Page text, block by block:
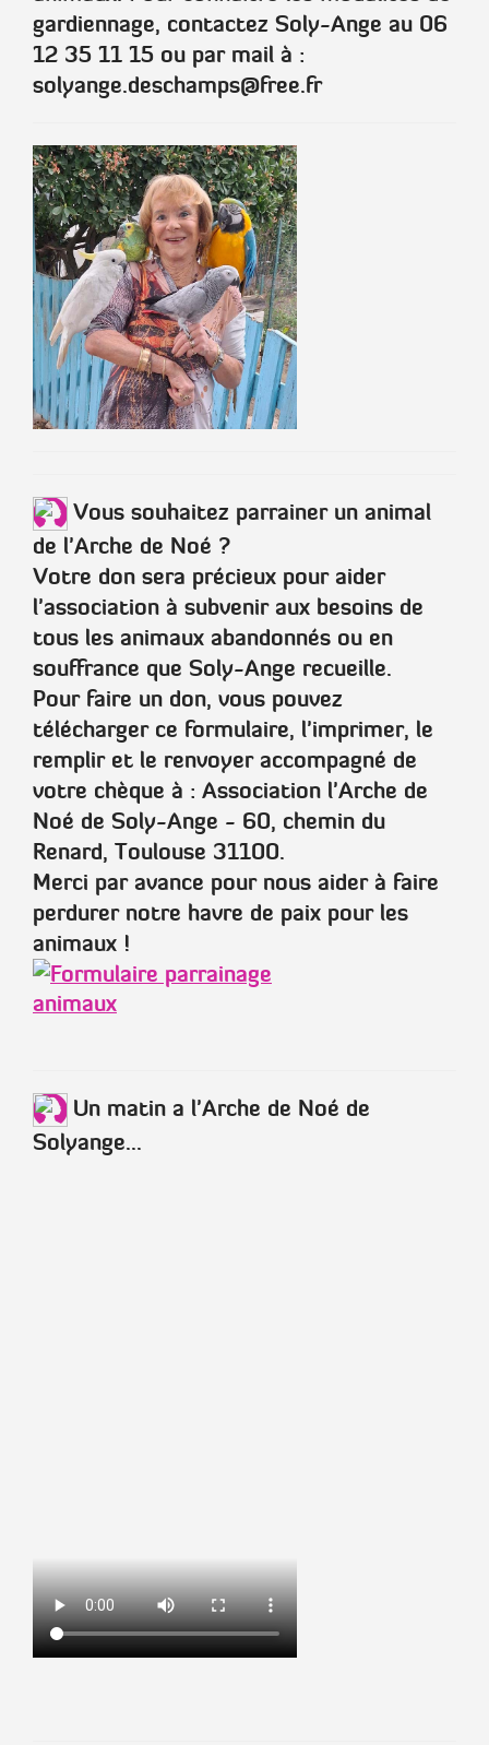
gardiennage, contactez Soly-Ange au 06
12 35 11 15 ou par mail à :
solyange.deschamps@free.fr
Vous souhaitez parrainer un animal
de l'Arche de Noé ?
Votre don sera précieux pour aider
l'association à subvenir aux besoins de
tous les animaux abandonnés ou en
souffrance que Soly-Ange recueille.
Pour faire un don, vous pouvez
télécharger ce formulaire, l'imprimer, le
remplir et le renvoyer accompagné de
votre chèque à : Association l'Arche de
Noé de Soly-Ange - 60, chemin du
Renard, Toulouse 31100.
Merci par avance pour nous aider à faire
perdurer notre havre de paix pour les
animaux !
Un matin a l'Arche de Noé de
Solyange...